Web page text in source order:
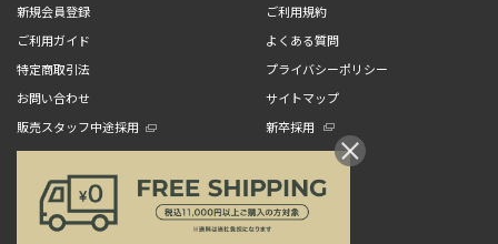
新規会員登録
ご利用規約
ご利用ガイド
よくある質問
特定商取引法
プライバシーポリシー
お問い合わせ
サイトマップ
販売スタッフ中途採用
新卒採用